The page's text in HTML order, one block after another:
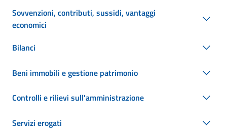
Sovvenzioni, contributi, sussidi, vantaggi
economici
Bilanci
Beni immobili e gestione patrimonio
Controlli e rilievi sull'amministrazione
Servizi erogati